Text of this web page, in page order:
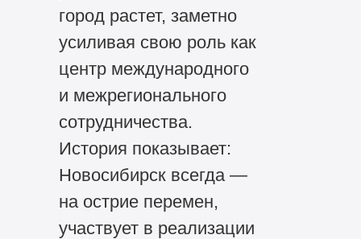
город растет, заметно
усиливая свою роль как
центр международного
и межрегионального
сотрудничества.
История показывает:
Новосибирск всегда —
на острие перемен,
участвует в реализации